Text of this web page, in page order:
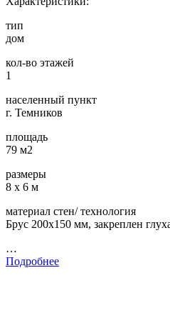
тип
дом
кол-во этажей
1
населенный пункт
г. Темников
площадь
79 м2
размеры
8 х 6 м
материал стен/ технология
Брус 200х150 мм, закреплен
…
Подробнее